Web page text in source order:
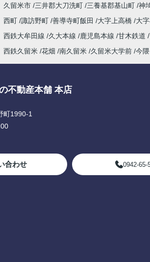
久留米市 三井郡大刀洗町 三養基郡基山町 神
西町 諏訪野町 善導寺町飯田 大字上高橋 大
西鉄大牟田線 久大本線 鹿児島本線 甘木鉄道
西鉄久留米 花畑 南久留米 久留米大学前 今隈
不動産本舗 本店
町1990-1
合わせ 0942-65-